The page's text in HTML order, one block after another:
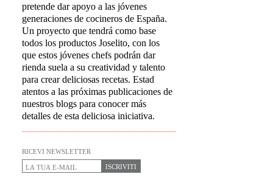
pretende dar apoyo a las jóvenes
generaciones de cocineros de España.
Un proyecto que tendrá como base
todos los productos Joselito, con los
que estos jóvenes chefs podrán dar
rienda suela a su creatividad y talento
para crear deliciosas recetas. Estad
atentos a las próximas publicaciones de
nuestros blogs para conocer más
detalles de esta deliciosa iniciativa.
RICEVI NEWSLETTER
ISCRIVITI